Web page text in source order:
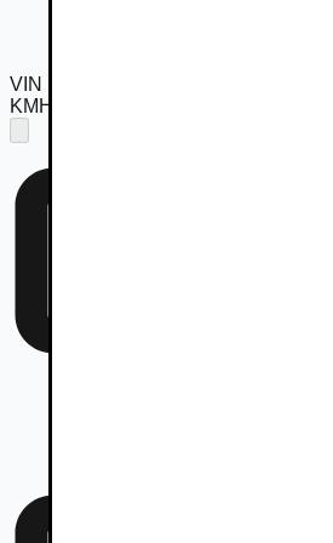
VIN
KMHB55110TW049338